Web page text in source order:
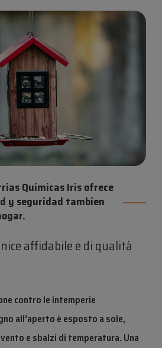
Químicas Iris ofrece
y seguridad tambien
affidabile e di qualità
contro le intemperie
all’aperto è esposto a sole,
e sbalzi di temperatura. Una